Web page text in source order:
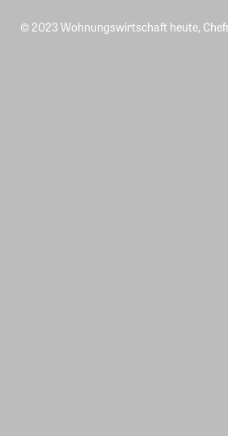
© 2023 Wohnungswirtschaft heute,